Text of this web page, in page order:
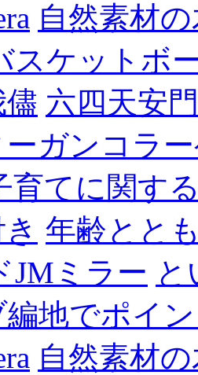
自然素材
スケットボ
儘 六四天安門
ガンコラ
育てに関す
年齢とと
JMミラー
地でポイ
自然素材